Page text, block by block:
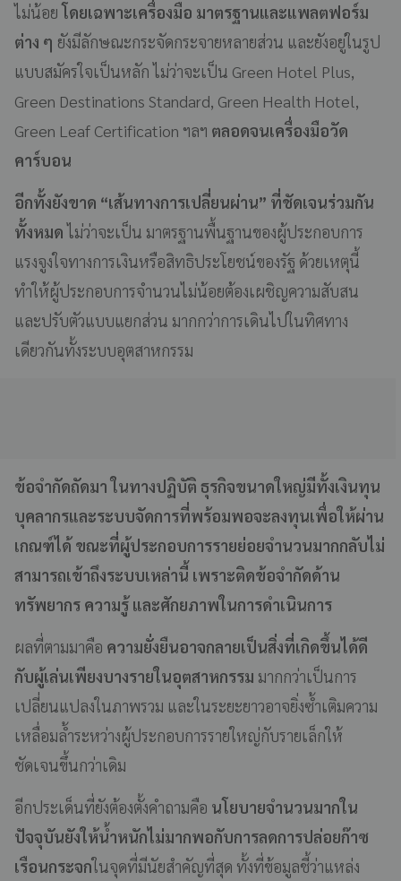
ไม่น้อยโดยเฉพาะเครื่องมือ มาตรฐานและแพลตฟอร์ม
ต่าง ๆ ยังมีลักษณะกระจัดกระจายหลายส่วน และยังอยู่ในรูป
แบบสมัครใจเป็นหลัก ไม่ว่าจะเป็น Green Hotel Plus,
Green Destinations Standard, Green Health Hotel,
Green Leaf Certification ฯลฯ ตลอดจนเครื่องมือวัด
คาร์บอน
อีกทั้งยังขาด “เส้นทางการเปลี่ยนผ่าน” ที่ชัดเจนร่วมกัน
ทั้งหมดไม่ว่าจะเป็น มาตรฐานพื้นฐานของผู้ประกอบการ
แรงจูงใจทางการเงินหรือสิทธิประโยชน์ของรัฐ ด้วยเหตุนี้
ทำให้ผู้ประกอบการจำนวนไม่น้อยต้องเผชิญความสับสน
และปรับตัวแบบแยกส่วน มากกว่าการเดินไปในทิศทาง
เดียวกันทั้งระบบอุตสาหกรรม
ข้อจำกัดถัดมา ในทางปฏิบัติ ธุรกิจขนาดใหญ่มีทั้งเงินทุน
บุคลากรและระบบจัดการที่พร้อมพอจะลงทุนเพื่อให้ผ่าน
เกณฑ์ได้ ขณะที่ผู้ประกอบการรายย่อยจำนวนมากกลับไม่
สามารถเข้าถึงระบบเหล่านี้ เพราะติดข้อจำกัดด้าน
ทรัพยากร ความรู้ และศักยภาพในการดำเนินการ
ผลที่ตามมาคือ ความยั่งยืนอาจกลายเป็นสิ่งที่เกิดขึ้นได้ดี
กับผู้เล่นเพียงบางรายในอุตสาหกรรม มากกว่าเป็นการ
เปลี่ยนแปลงในภาพรวม และในระยะยาวอาจยิ่งซ้ำเติมความ
เหลื่อมล้ำระหว่างผู้ประกอบการรายใหญ่กับรายเล็กให้
ชัดเจนขึ้นกว่าเดิม
อีกประเด็นที่ยังต้องตั้งคำถามคือ นโยบายจำนวนมากใน
ปัจจุบันยังให้น้ำหนักไม่มากพอกับการลดการปล่อยก๊าซ
เรือนกระจกในจุดที่มีนัยสำคัญที่สุด ทั้งที่ข้อมูลชี้ว่าแหล่ง